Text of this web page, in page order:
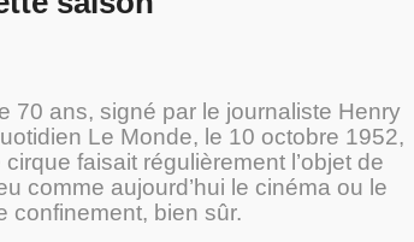
70 ans, signé par le journaliste Henry
Le Monde, le 10 octobre 1952,
cirque faisait régulièrement l’objet de
comme aujourd’hui le cinéma ou le
confinement, bien sûr.